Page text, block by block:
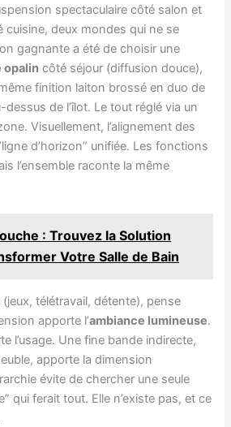
spectaculaire côté salon et
deux mondes qui ne se
gagnante a été de choisir une
opalin côté séjour (diffusion douce),
finition laiton brossé en duo de
de l’îlot. Le tout réglé via un
Visuellement, l’alignement des
d’horizon” unifiée. Les fonctions
l’ensemble raconte la même
: Trouvez la Solution
Votre Salle de Bain
télétravail, détente), pense
apporte l’ambiance lumineuse.
l’usage. Une fine bande indirecte,
apporte la dimension
évite de chercher une seule
qui ferait tout. Elle n’existe pas, et ce